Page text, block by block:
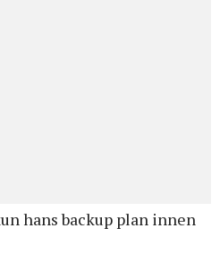
hans backup plan innen